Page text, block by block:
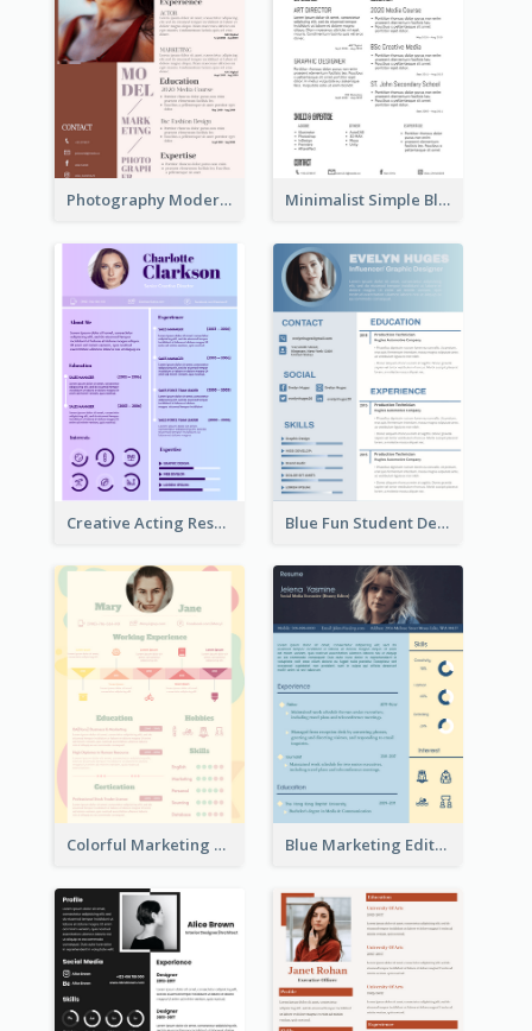
Photography Modern Brown Professional Resume Minimalist Simple Black Resume
Creative Acting Resume Blue Fun Student Designer Resume
Colorful Marketing Resume Blue Marketing Editor Resume